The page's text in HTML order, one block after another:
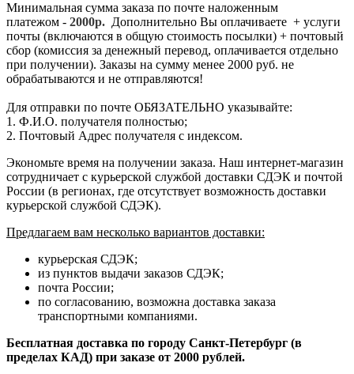
Минимальная сумма заказа по почте наложенным
платежом - 2000р. Дополнительно Вы оплачиваете + услуги
почты (включаются в общую стоимость посылки) + почтовый
сбор (комиссия за денежный перевод, оплачивается отдельно
при получении). Заказы на сумму менее 2000 руб. не
обрабатываются и не отправляются!
Для отправки по почте ОБЯЗАТЕЛЬНО указывайте:
1. Ф.И.О. получателя полностью;
2. Почтовый Адрес получателя с индексом.
Экономьте время на получении заказа. Наш интернет-магазин
сотрудничает с курьерской службой доставки СДЭК и почтой
России (в регионах, где отсутствует возможность доставки
курьерской службой СДЭК).
Предлагаем вам несколько вариантов доставки:
курьерская СДЭК;
из пунктов выдачи заказов СДЭК;
почта России;
по согласованию, возможна доставка заказа
транспортными компаниями.
Бесплатная доставка по городу Санкт-Петербург (в
пределах КАД) при заказе от 2000 рублей.